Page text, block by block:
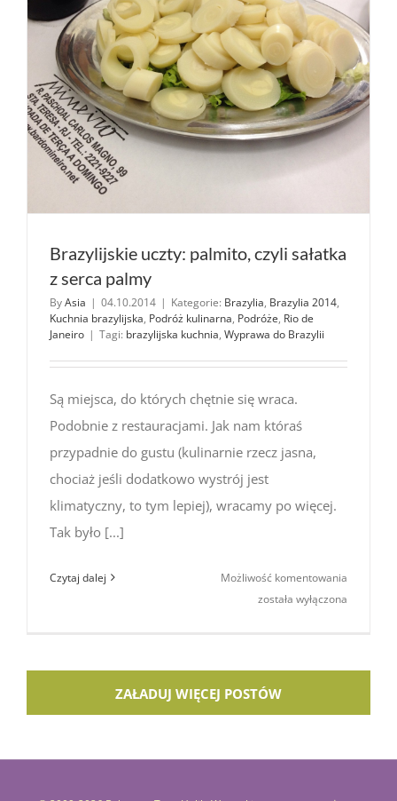
Brazylijskie uczty: palmito, czyli sałatka
z serca palmy
ByAsia | 04.10.2014 | Kategorie: Brazylia, Brazylia 2014,
Kuchnia brazylijska, Podróż kulinarna, Podróże, Rio de
Janeiro | Tagi: brazylijska kuchnia, Wyprawa do Brazylii
Są miejsca, do których chętnie się wraca.
Podobnie z restauracjami. Jak nam któraś
przypadnie do gustu (kulinarnie rzecz jasna,
chociaż jeśli dodatkowo wystrój jest
klimatyczny, to tym lepiej), wracamy po więcej.
Tak było [...]
Czytaj dalej Możliwość komentowania
została wyłączona
ZAŁADUJ WIĘCEJ POSTÓW